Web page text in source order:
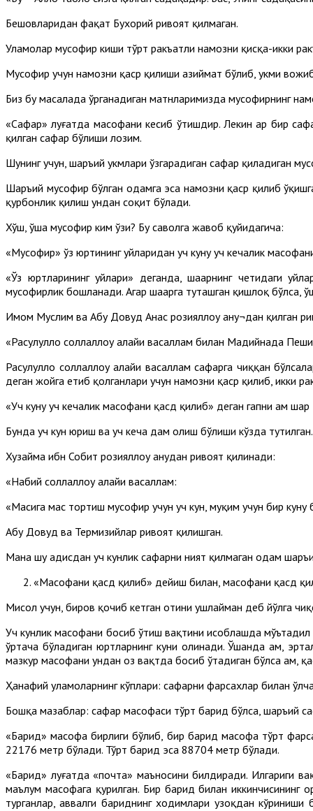
Бешовларидан фақат Бухорий ривоят қилмаган.
Уламолар мусофир киши тўрт ракъатли намозни қисқа-икки
Мусофир учун намозни қаср қилиши азиймат бўлиб, ҳукми
Биз бу масалада ўрганадиган матнларимизда мусофирнинг
«Сафар» луғатда масофани кесиб ўтишдир. Лекин ҳар бир
қилган сафар бўлиши лозим.
Шунинг учун, шаръий ҳукмлари ўзгарадиган сафар қиладиган
Шаръий мусофир бўлган одамга эса намозни қаср қилиб
қурбонлик қилиш ундан соқит бўлади.
Хўш, ўша мусофир ким ўзи? Бу саволга жавоб қуйидагича:
«Мусофир» ўз юртининг уйларидан уч куну уч кечалик
«Ўз юртларининг уйлари» деганда, шаҳарнинг четидаги
мусофирлик бошланади. Агар шаҳарга туташган қишлоқ
Имом Муслим ва Абу Довуд Анас розияллоҳу анҳу¬дан қилган
«Расулуллоҳ соллаллоҳу алайҳи васаллам билан Мадийнада
Расулуллоҳ соллаллоҳу алайҳи васаллам сафарга чиққан
деган жойга етиб қолганлари учун намозни қаср қилиб, икки
«Уч куну уч кечалик масофани қасд қилиб» деган гапни ҳам
Бунда уч кун юриш ва уч кеча дам олиш бўлиши кўзда
Хузайма ибн Собит розияллоҳу анҳудан ривоят қилинади:
«Набий соллаллоҳу алайҳи васаллам:
«Маҳсига масҳ тортиш мусофир учун уч кун, муқим учун бир
Абу Довуд ва Термизийлар ривоят қилишган.
Мана шу ҳадисдан уч кунлик сафарни ният қилмаган одам
«Масофани қасд қилиб» дейиш билан, масофани қасд
Мисол учун, биров қочиб кетган отини ушлайман деб йўлга
Уч кунлик масофани босиб ўтиш вақтини ҳисоблашда
ўртача бўладиган юртларнинг куни олинади. Ўшанда ҳам,
мазкур масофани ундан оз вақтда босиб ўтадиган бўлса ҳам,
Ҳанафий уламоларнинг кўплари: сафарни фарсахлар билан
Бошқа мазҳаблар: сафар масофаси тўрт барид бўлса, шаръий
«Барид» масофа бирлиги бўлиб, бир барид масофа тўрт
22176 метр бўлади. Тўрт барид эса 88704 метр бўлади.
«Барид» луғатда «почта» маъносини билдиради. Илгариги
маълум масофага қурилган. Бир барид билан
турганлар, аввалги бариднинг ходимлари узоқдан